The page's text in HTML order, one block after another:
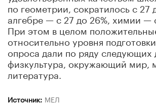
по геометрии, сократилось с 27
алгебре — с 27 до 26%, химии —
При этом в целом
относительно уровня
опроса дали по ряду следующих
физкультура, окружающий мир,
литература.
Источник: МЕЛ